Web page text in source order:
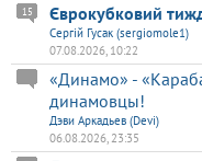
Єврокубковий
15
Сергій Гусак (sergiomole1)
07.08.2026, 10:22
«Динамо» -
динамовцы!
Дэви Аркадьев (Devi)
06.08.2026, 23:35